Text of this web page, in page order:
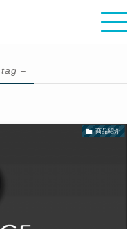
–
商品紹介